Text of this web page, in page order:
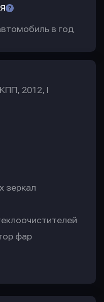
в год
2012, I
зеркал
фар